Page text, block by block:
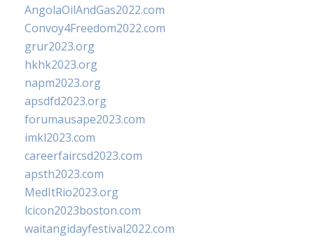
AngolaOilAndGas2022.com
Convoy4Freedom2022.com
grur2023.org
hkhk2023.org
napm2023.org
apsdfd2023.org
forumausape2023.com
imkl2023.com
careerfaircsd2023.com
apsth2023.com
MedItRio2023.org
lcicon2023boston.com
waitangidayfestival2022.com